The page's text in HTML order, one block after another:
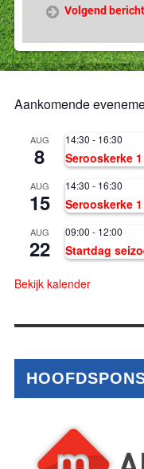
Volgend bericht
Aankomende
AUG
8
14:30 - 16:30
Serooskerke 1
AUG
15
14:30 - 16:30
Serooskerke
AUG
22
09:00 - 12:00
Startdag
Bekijk kalender